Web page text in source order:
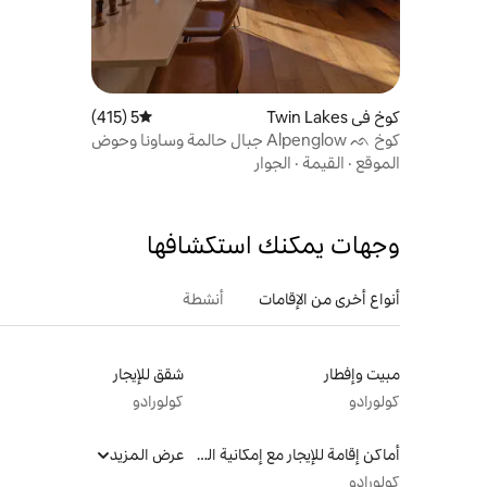
كوخ في Twin Lakes متوسط التقييم 5 من 5، 415 مراجعات
5 (415)
كوخ Alpenglow ᨒ جبال حالمة وساونا وحوض
استحمام ساخن
الموقع · القيمة · الجوار
وجهات يمكنك استكشافها
أنواع أخرى من الإقامات أنشطة
مبيت وإفطار
كولورادو
شقق للإيجار
كولورادو
أماكن إقامة للإيجار مع إمكانية الوصول إلى الشاطئ
كولورادو
عرض المزيد